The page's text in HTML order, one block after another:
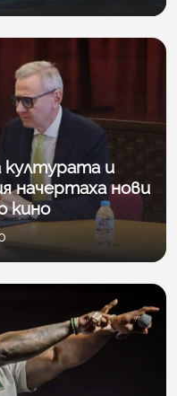
и
начертаха нови
кино